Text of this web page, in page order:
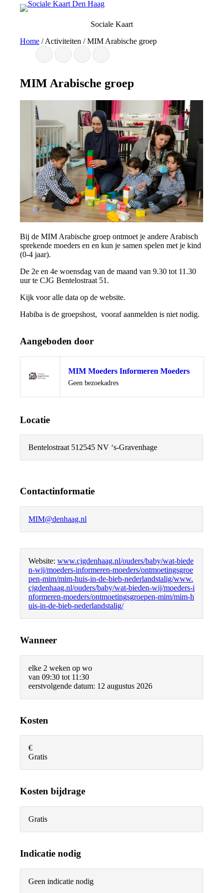
Sociale Kaart
Home /Activiteiten /MIM Arabische groep
MIM Arabische groep
Bij de MIM Arabische groep ontmoet je andere Arabisch
sprekende moeders en en kun je samen spelen met je kind
(0-4 jaar).
De 2e en 4e woensdag van de maand van 9.30 tot 11.30
uur te CJG Bentelostraat 51.
Kijk voor alle data op de website.
Habiba is de groepshost, vooraf aanmelden is niet nodig.
Aangeboden door
MIM Moeders Informeren Moeders
Locatie
Geen bezoekadres
Locatie
Bentelostraat 512545 NV ‘s-Gravenhage
Contactinformatie
MIM@denhaag.nl
Website: www.cjgdenhaag.nl/ouders/baby/wat-biede
n-wij/moeders-informeren-moeders/ontmoetingsgroe
pen-mim/mim-huis-in-de-bieb-nederlandstalig/www.
cjgdenhaag.nl/ouders/baby/wat-bieden-wij/moeders-i
nformeren-moeders/ontmoetingsgroepen-mim/mim-h
uis-in-de-bieb-nederlandstalig/
Wanneer
elke 2 weken op wo
van 09:30 tot 11:30
eerstvolgende datum: 12 augustus 2026
Kosten
€
Gratis
Kosten bijdrage
Gratis
Indicatie nodig
Geen indicatie nodig